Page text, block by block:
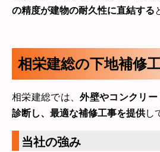
の精度が建物の耐久性に直結する
相栄建総の下地補修
相栄建総では、外壁やコンクリ
診断し、最適な補修工事を提供し
当社の強み